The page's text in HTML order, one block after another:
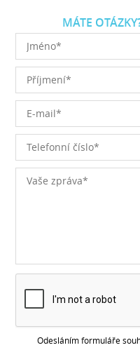
MÁTE
Odesláním formuláře